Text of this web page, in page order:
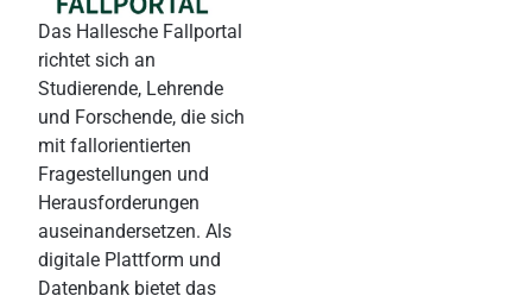
Das Hallesche Fallportal
richtet sich an
Studierende, Lehrende
und Forschende, die sich
mit fallorientierten
Fragestellungen und
Herausforderungen
auseinandersetzen. Als
digitale Plattform und
Datenbank bietet das